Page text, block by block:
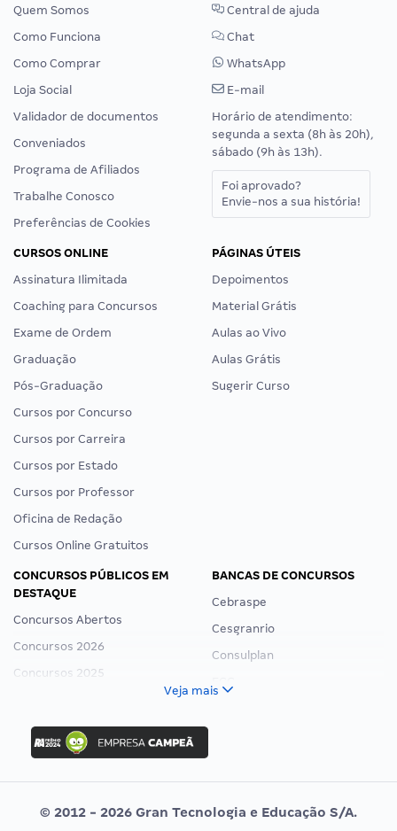
Quem Somos
Como Funciona
Como Comprar
Loja Social
Validador de documentos
Conveniados
Programa de Afiliados
Trabalhe Conosco
Preferências de Cookies
Central de ajuda
Chat
WhatsApp
E-mail
Horário de atendimento:
segunda a sexta (8h às 20h),
sábado (9h às 13h).
Foi aprovado?
Envie-nos a sua história!
CURSOS ONLINE
Assinatura Ilimitada
Coaching para Concursos
Exame de Ordem
Graduação
Pós-Graduação
Cursos por Concurso
Cursos por Carreira
Cursos por Estado
Cursos por Professor
Oficina de Redação
Cursos Online Gratuitos
PÁGINAS ÚTEIS
Depoimentos
Material Grátis
Aulas ao Vivo
Aulas Grátis
Sugerir Curso
CONCURSOS PÚBLICOS EM
DESTAQUE
Concursos Abertos
Concursos 2026
Concursos 2025
Concurso Nacional Unificado
Concurso Ibama
Concurso MPU
Editais publicados
BANCAS DE CONCURSOS
Cebraspe
Cesgranrio
Consulplan
Vunesp
Veja mais
© 2012 - 2026 Gran Tecnologia e Educação S/A.